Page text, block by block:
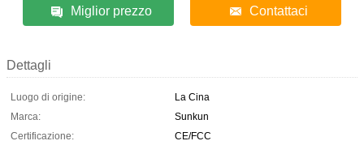
Miglior prezzo Contattaci
Dettagli
Luogo di origine:
La Cina
Marca:
Sunkun
Certificazione:
CE/FCC